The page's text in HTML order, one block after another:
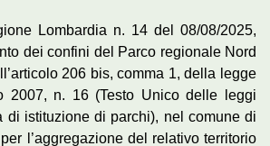
Lombardia n. 14 del 08/08/2025,
dei confini del Parco regionale Nord
206 bis, comma 1, della legge
2007, n. 16 (Testo Unico delle leggi
di istituzione di parchi), nel comune di
l’aggregazione del relativo territorio